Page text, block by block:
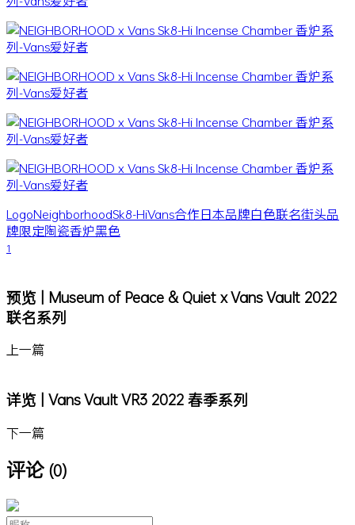
LogoNeighborhoodSk8-HiVans合作日本品牌白色联名街头品
牌限定陶瓷香炉黑色
1
预览 | Museum of Peace & Quiet x Vans Vault 2022
联名系列
上一篇
详览 | Vans Vault VR3 2022 春季系列
下一篇
评论 (0)